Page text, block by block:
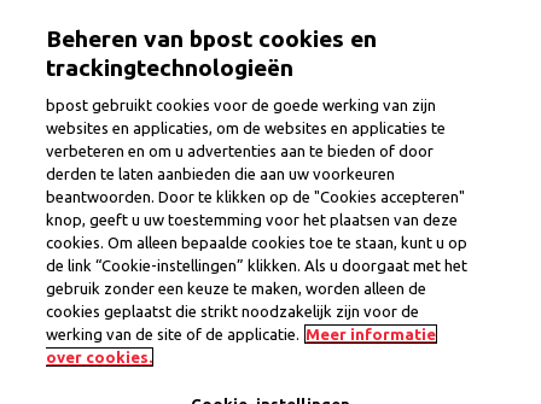
inhoud
Geen evenementen
We hebben helaas geen evenementen op dit
moment, maar kom binnenkort zeker opnieuw een
kijkje nemen!
Beheren van bpost cookies en
trackingtechnologieën
bpost gebruikt cookies voor de goede werking van zijn
websites en applicaties, om de websites en applicaties te
verbeteren en om u advertenties aan te bieden of door
derden te laten aanbieden die aan uw voorkeuren
beantwoorden. Door te klikken op de "Cookies accepteren"
knop, geeft u uw toestemming voor het plaatsen van deze
cookies. Om alleen bepaalde cookies toe te staan, kunt u op
de link “Cookie-instellingen” klikken. Als u doorgaat met het
gebruik zonder een keuze te maken, worden alleen de
cookies geplaatst die strikt noodzakelijk zijn voor de
werking van de site of de applicatie. Meer informatie
over cookies.